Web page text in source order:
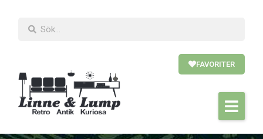
FAVORITER